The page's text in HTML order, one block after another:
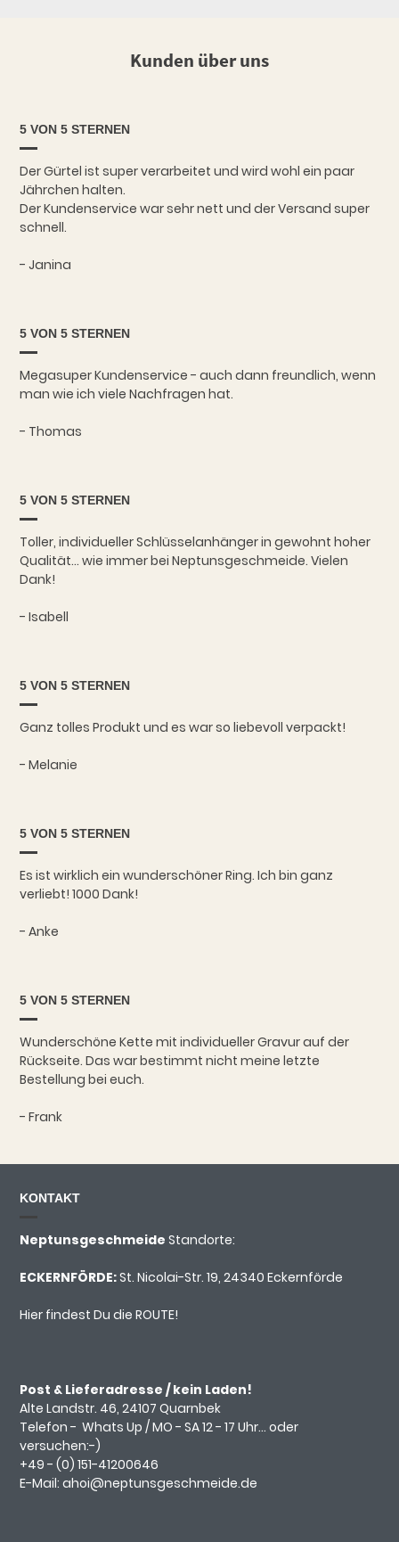
Kunden über uns
5 VON 5 STERNEN
Der Gürtel ist super verarbeitet und wird wohl ein paar
Jährchen halten.
Der Kundenservice war sehr nett und der Versand super
schnell.
- Janina
5 VON 5 STERNEN
Megasuper Kundenservice - auch dann freundlich, wenn
man wie ich viele Nachfragen hat.
- Thomas
5 VON 5 STERNEN
Toller, individueller Schlüsselanhänger in gewohnt hoher
Qualität... wie immer bei Neptunsgeschmeide. Vielen
Dank!
- Isabell
5 VON 5 STERNEN
Ganz tolles Produkt und es war so liebevoll verpackt!
- Melanie
5 VON 5 STERNEN
Es ist wirklich ein wunderschöner Ring. Ich bin ganz
verliebt! 1000 Dank!
- Anke
5 VON 5 STERNEN
Wunderschöne Kette mit individueller Gravur auf der
Rückseite. Das war bestimmt nicht meine letzte
Bestellung bei euch.
- Frank
KONTAKT
NeptunsgeschmeideStandorte:
ECKERNFÖRDE:St. Nicolai-Str. 19, 24340 Eckernförde
Hier findest Du die ROUTE!
Post & Lieferadresse / kein Laden!
Alte Landstr. 46, 24107 Quarnbek
Telefon -Whats Up / MO - SA 12 - 17 Uhr... oder
versuchen:-)
+49 - (0)151-41200646
E-Mail:ahoi@neptunsgeschmeide.de